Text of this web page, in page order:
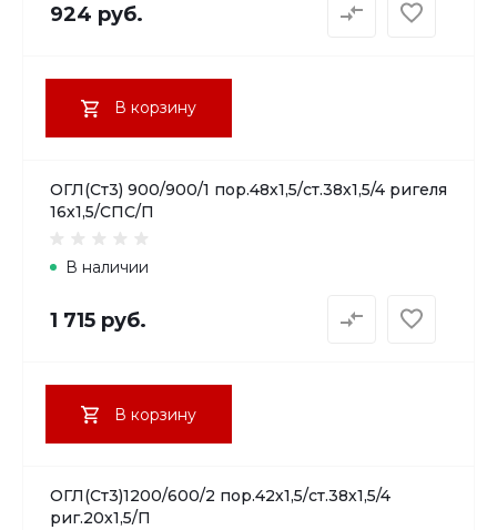
924 руб.
В корзину
ОГЛ(Ст3) 900/900/1 пор.48х1,5/ст.38х1,5/4 ригеля
16х1,5/СПС/П
В наличии
1 715 руб.
В корзину
ОГЛ(Ст3)1200/600/2 пор.42х1,5/ст.38х1,5/4
риг.20х1,5/П